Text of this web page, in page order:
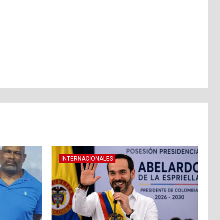
INTERNACIONALES